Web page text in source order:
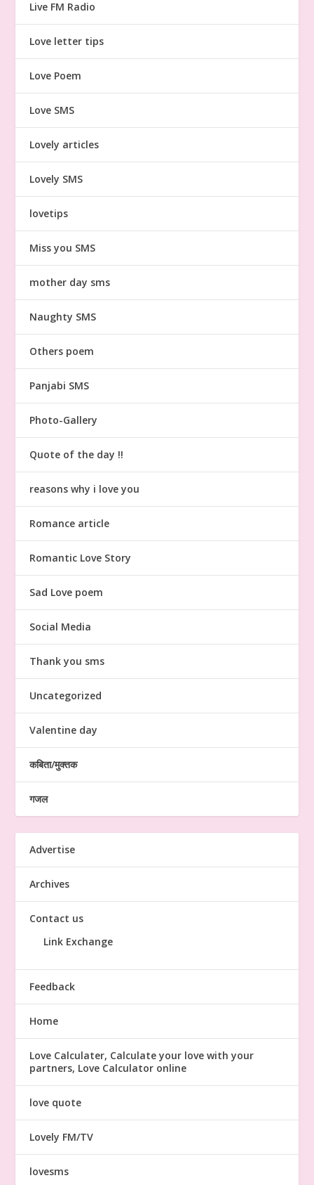
Live FM Radio
Love letter tips
Love Poem
Love SMS
Lovely articles
Lovely SMS
lovetips
Miss you SMS
mother day sms
Naughty SMS
Others poem
Panjabi SMS
Photo-Gallery
Quote of the day !!
reasons why i love you
Romance article
Romantic Love Story
Sad Love poem
Social Media
Thank you sms
Uncategorized
Valentine day
कबिता/मुक्तक
गजल
Advertise
Archives
Contact us
Link Exchange
Feedback
Home
Love Calculater, Calculate your love with your
partners, Love Calculator online
love quote
Lovely FM/TV
lovesms